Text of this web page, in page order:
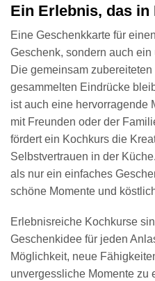
Ein Erlebnis, das
Eine Geschenkkarte für
Geschenk, sondern auch
Die gemeinsam
gesammelten Eindrücke
ist auch eine hervorragende
mit Freunden oder der
fördert ein Kochkurs die
Selbstvertrauen in der
als nur ein einfaches
schöne Momente und
Erlebnisreiche Kochkurse
Geschenkidee für jeden
Möglichkeit, neue
unvergessliche Momente zu